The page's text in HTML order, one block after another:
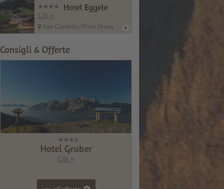
Hotel Eggele
CIN +
San Candido / Prato Drava
Consigli & Offerte
Hotel Gruber
CIN +